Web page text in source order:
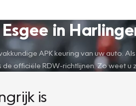
in
APK keuring van uw auto.
officiële RDW-richtlijnen. Zo weet u
is